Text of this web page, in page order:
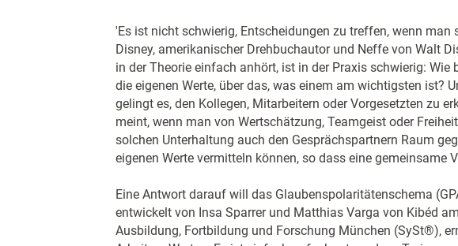
'Es ist nicht schwierig, Entscheidungen zu treffen, wenn man
Disney, amerikanischer Drehbuchautor und Neffe von Walt
in der Theorie einfach anhört, ist in der Praxis schwierig: Wie
die eigenen Werte, über das, was einem am wichtigsten ist?
gelingt es, den Kollegen, Mitarbeitern oder Vorgesetzten zu
meint, wenn man von Wertschätzung, Teamgeist oder
solchen Unterhaltung auch den Gesprächspartnern Raum
eigenen Werte vermitteln können, so dass eine gemeinsame
Eine Antwort darauf will das Glaubenspolaritätenschema
entwickelt von Insa Sparrer und Matthias Varga von Kibéd
Ausbildung, Fortbildung und Forschung München (SySt®),